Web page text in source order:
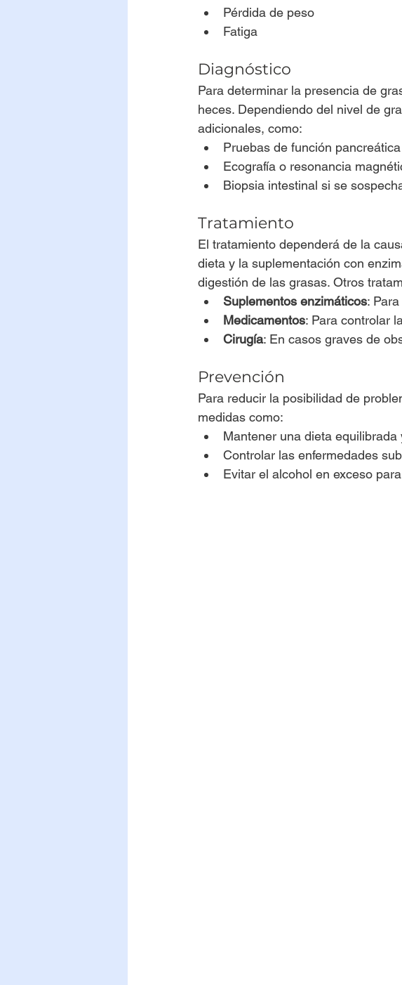
Pérdida de peso
Fatiga
Diagnóstico
Para determinar la presencia de
heces. Dependiendo del nivel de
adicionales, como:
Pruebas de función pancreática
Ecografía o resonancia
Biopsia intestinal si se
Tratamiento
El tratamiento dependerá de la
dieta y la suplementación con
digestión de las grasas. Otros
Suplementos enzimáticos:
Medicamentos: Para controlar
Cirugía: En casos graves de
Prevención
Para reducir la posibilidad de
medidas como:
Mantener una dieta
Controlar las enfermedades
Evitar el alcohol en exceso